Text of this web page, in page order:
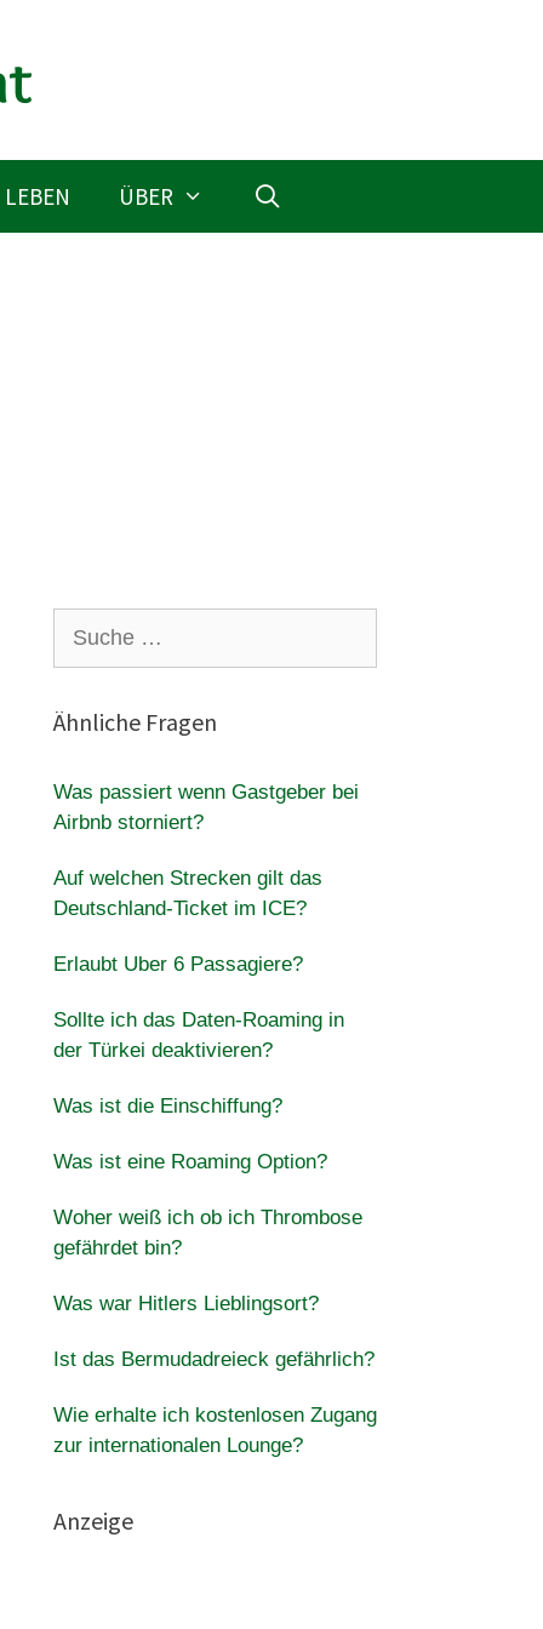
ÜBER
nach:
Ähnliche Fragen
Was passiert wenn Gastgeber bei
Airbnb storniert?
Auf welchen Strecken gilt das
Deutschland-Ticket im ICE?
Erlaubt Uber 6 Passagiere?
Sollte ich das Daten-Roaming in
der Türkei deaktivieren?
Was ist die Einschiffung?
Was ist eine Roaming Option?
Woher weiß ich ob ich Thrombose
gefährdet bin?
Was war Hitlers Lieblingsort?
Ist das Bermudadreieck gefährlich?
Wie erhalte ich kostenlosen Zugang
zur internationalen Lounge?
Anzeige